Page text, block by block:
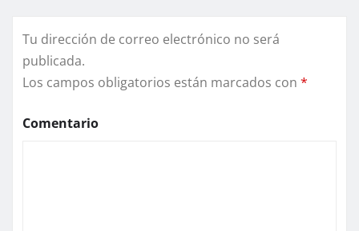
Tu dirección de correo electrónico no será
publicada.
Los campos obligatorios están marcados con *
Comentario